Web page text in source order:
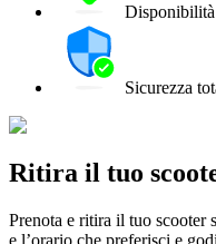
Sicurezza
Ritira il tuo
Prenota e ritira il tuo scooter
e l’orario che preferisci e